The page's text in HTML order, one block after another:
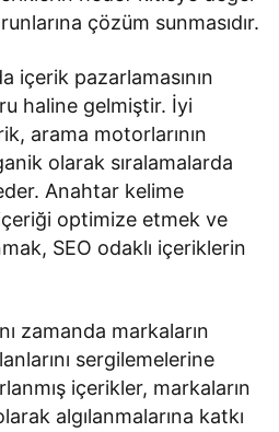
çözüm sunmasıdır.
içerik pazarlamasının
haline gelmiştir. İyi
arama motorlarının
olarak sıralamalarda
Anahtar kelime
optimize etmek ve
SEO odaklı içeriklerin
zamanda markaların
sergilemelerine
içerikler, markaların
algılanmalarına katkı